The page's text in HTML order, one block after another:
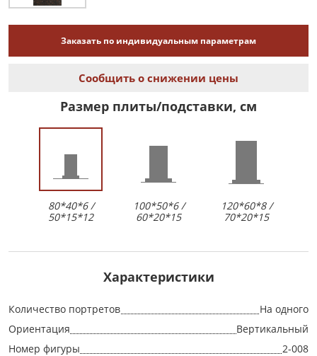
Заказать по индивидуальным параметрам
Сообщить о снижении цены
Размер плиты/подставки, см
80*40*6 /
50*15*12
100*50*6 /
60*20*15
120*60*8 /
70*20*15
Характеристики
Количество портретов
На одного
Ориентация
Вертикальный
Номер фигуры
2-008